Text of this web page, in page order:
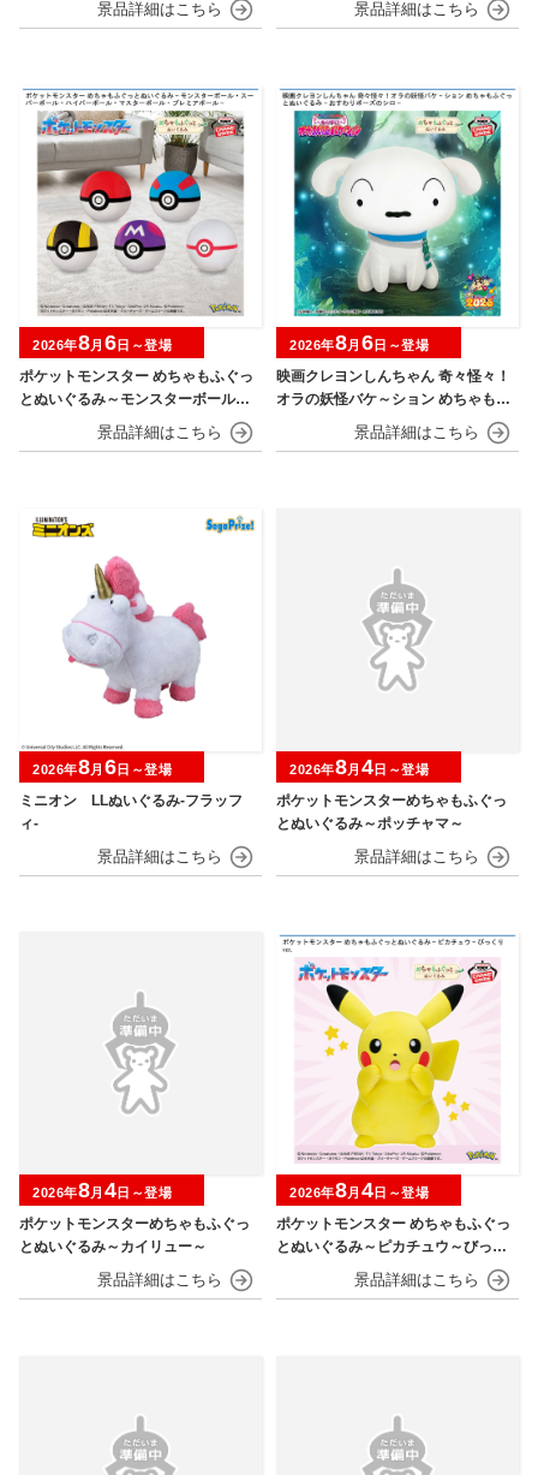
ポケットモンスター めちゃもふぐっ
とぬいぐるみ～モンスターボール・
スーパーボール・ハイパーボール・
マスターボール・プレミアボール～
2026年8月 6 日～登場
映画クレヨンしんちゃん 奇々怪々！
オラの妖怪バケ～ション めちゃもふ
ぐっとぬいぐるみ～おすわりポーズ
2026年8月 6 日～登場
ミニオン LLぬいぐるみ‐フラッフ
ィ‐
2026年8月 6日～登場
ポケットモンスターめちゃもふぐっ
とぬいぐるみ～ポッチャマ～
2026年8月 4日～登場
ポケットモンスターめちゃもふぐっ
とぬいぐるみ～カイリュー～
2026年8月 4日～登場
ポケットモンスター めちゃもふぐっ
とぬいぐるみ～ピカチュウ～びっく
2026年8月 4日～登場